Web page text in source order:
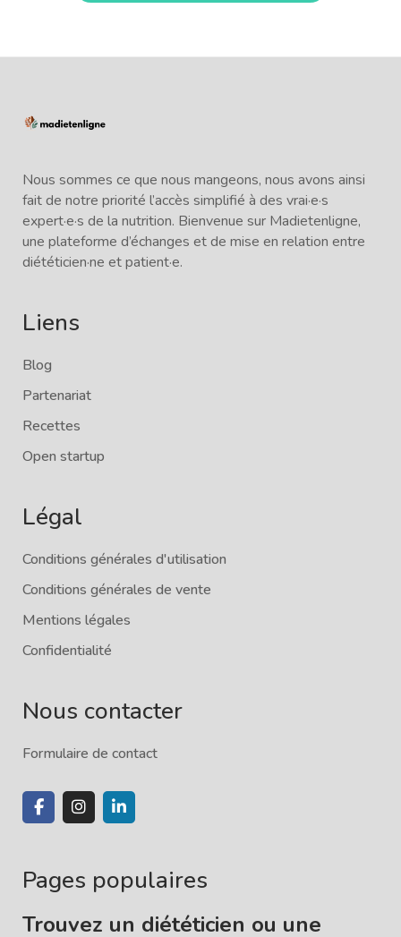
Nous sommes ce que nous mangeons, nous avons ainsi
fait de notre priorité l’accès simplifié à des vrai·e·s
expert·e·s de la nutrition. Bienvenue sur Madietenligne,
une plateforme d’échanges et de mise en relation entre
diététicien·ne et patient·e.
Liens
Blog
Partenariat
Recettes
Open startup
Légal
Conditions générales d'utilisation
Conditions générales de vente
Mentions légales
Confidentialité
Nous contacter
Formulaire de contact
Pages populaires
Trouvez un diététicien ou une